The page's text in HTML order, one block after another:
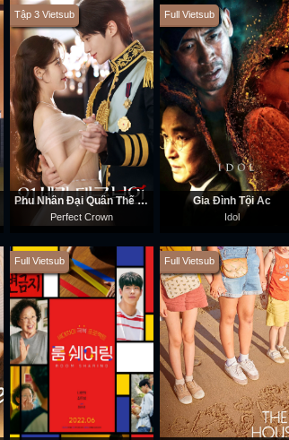
Tập 3 Vietsub
Phu Nhân Đại Quân Thế Kỷ 21
Perfect Crown
Full Vietsub
Gia Đình Tội Ác
Idol
Full Vietsub Full Vietsub